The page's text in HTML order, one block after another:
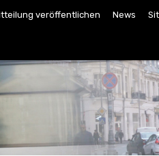
veröffentlichen News